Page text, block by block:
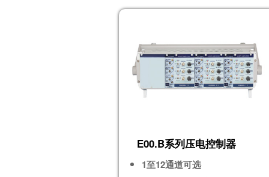
E00.B系列压电控制器
1至12通道可选